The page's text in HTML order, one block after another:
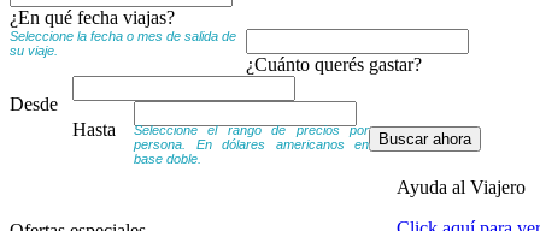
¿En qué fecha viajas?
Seleccione la fecha o mes de salida de
su viaje.
¿Cuánto querés gastar?
Desde
Hasta
Seleccione el rango de precios por
persona. En dólares americanos en
base doble.
Ayuda al Viajero